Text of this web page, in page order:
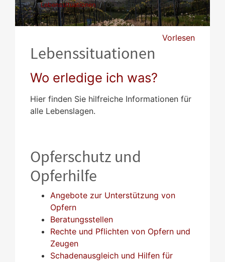
Lebenssituationen
Opferschutz und Opferhilfe
Vorlesen
Lebenssituationen
Wo erledige ich was?
Hier finden Sie hilfreiche Informationen für
alle Lebenslagen.
Opferschutz und
Opferhilfe
Angebote zur Unterstützung von
Opfern
Beratungsstellen
Rechte und Pflichten von Opfern und
Zeugen
Schadenausgleich und Hilfen für